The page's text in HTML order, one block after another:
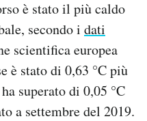
è stato il più caldo
secondo i dati
scientifica europea
è stato di 0,63 °C più
superato di 0,05 °C
a settembre del 2019.